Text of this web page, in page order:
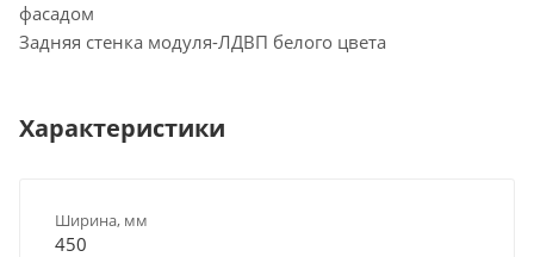
фасадом
Задняя стенка модуля-ЛДВП белого цвета
Характеристики
Ширина, мм
450